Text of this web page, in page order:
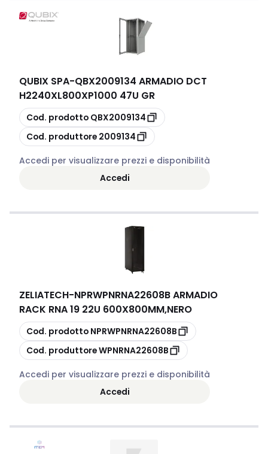
QUBIX SPA-QBX2009134 ARMADIO DCT
H2240XL800XP1000 47U GR
copia
Cod. prodotto QBX2009134
copia
Cod. produttore 2009134
Accedi per visualizzare prezzi e disponibilità
Accedi
ZELIATECH-NPRWPNRNA22608B ARMADIO
RACK RNA 19 22U 600X800MM,NERO
copia
Cod. prodotto NPRWPNRNA22608B
copia
Cod. produttoreWPNRNA22608B
Accedi per visualizzare prezzi e disponibilità
Accedi